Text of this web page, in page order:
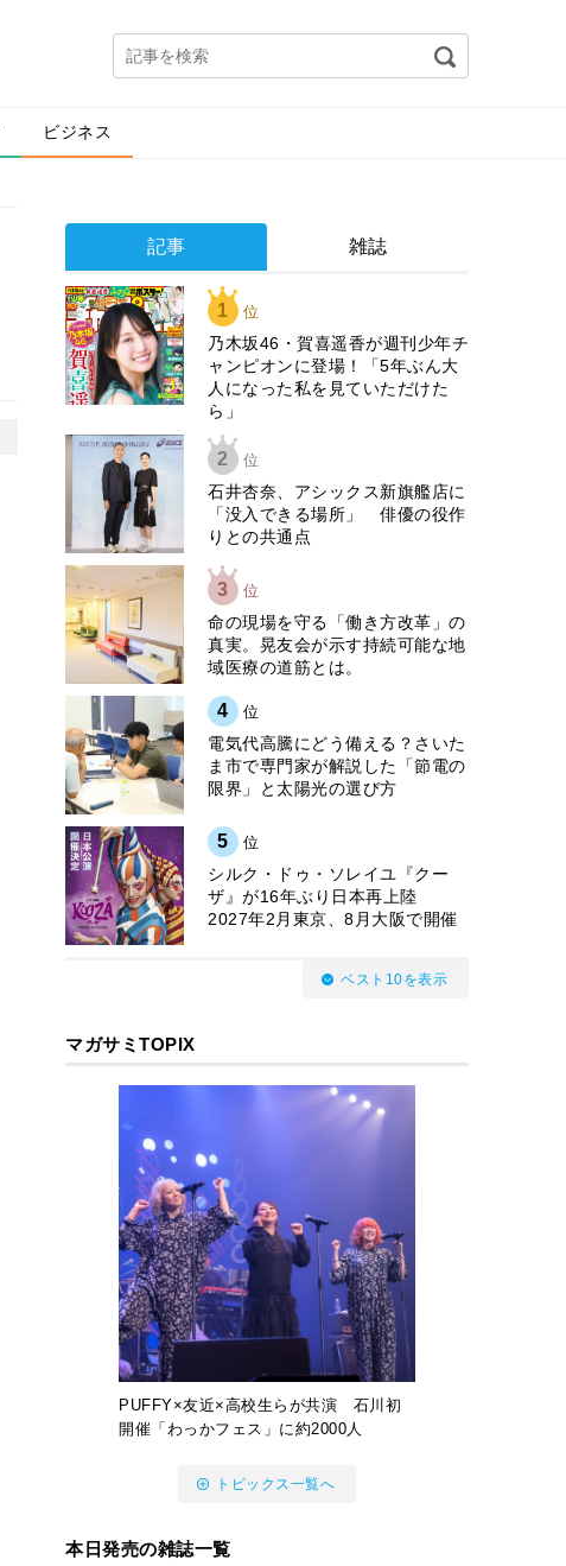
ビジネス
記事 雑誌
1 位
乃木坂46・賀喜遥香が週刊少年チ
ャンピオンに登場！「5年ぶん大
人になった私を見ていただけた
ら」
2 位
石井杏奈、アシックス新旗艦店に
「没入できる場所」 俳優の役作
りとの共通点
3 位
​命の現場を守る「働き方改革」の
真実。晃友会が示す持続可能な地
域医療の道筋とは。
4 位
電気代高騰にどう備える？さいた
ま市で専門家が解説した「節電の
限界」と太陽光の選び方
5 位
シルク・ドゥ・ソレイユ『クー
ザ』が16年ぶり日本再上陸
2027年2月東京、8月大阪で開催
ベスト10を表示
マガサミTOPIX
PUFFY×友近×高校生らが共演 石川初
開催「わっかフェス」に約2000人
トピックス一覧へ
本日発売の雑誌一覧